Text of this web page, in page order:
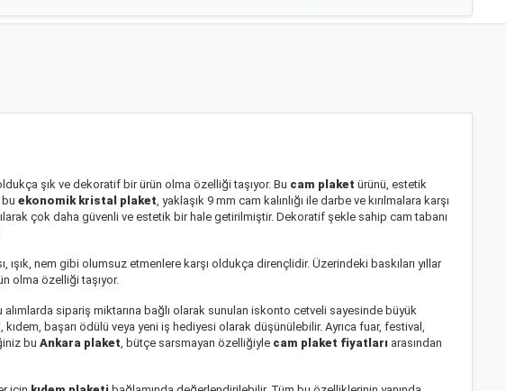
şık ve dekoratif bir ürün olma özelliği taşıyor. Bu cam plaket ürünü, estetik
ekonomik kristal plaket, yaklaşık 9 mm cam kalınlığı ile darbe ve kırılmalara karşı
çok daha güvenli ve estetik bir hale getirilmiştir. Dekoratif şekle sahip cam tabanı
ışık, nem gibi olumsuz etmenlere karşı oldukça dirençlidir. Üzerindeki baskıları yıllar
olma özelliği taşıyor.
sipariş miktarına bağlı olarak sunulan iskonto cetveli sayesinde büyük
kıdem, başarı ödülü veya yeni iş hediyesi olarak düşünülebilir. Ayrıca fuar, festival,
bu Ankara plaket, bütçe sarsmayan özelliğiyle cam plaket fiyatları arasından